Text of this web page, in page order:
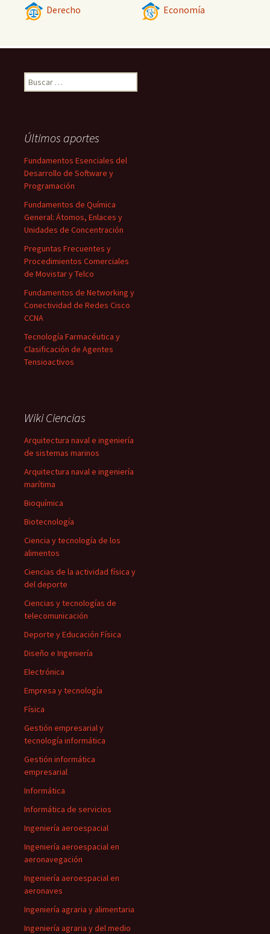
Derecho Economía
Buscar:
Últimos aportes
Fundamentos Esenciales del
Desarrollo de Software y
Programación
Fundamentos de Química
General: Átomos, Enlaces y
Unidades de Concentración
Preguntas Frecuentes y
Procedimientos Comerciales
de Movistar y Telco
Fundamentos de Networking y
Conectividad de Redes Cisco
CCNA
Tecnología Farmacéutica y
Clasificación de Agentes
Tensioactivos
Wiki Ciencias
Arquitectura naval e ingeniería
de sistemas marinos
Arquitectura naval e ingeniería
marítima
Bioquímica
Biotecnología
Ciencia y tecnología de los
alimentos
Ciencias de la actividad física y
del deporte
Ciencias y tecnologías de
telecomunicación
Deporte y Educación Física
Diseño e Ingeniería
Electrónica
Empresa y tecnología
Física
Gestión empresarial y
tecnología informática
Gestión informática
empresarial
Informática
Informática de servicios
Ingeniería aeroespacial
Ingeniería aeroespacial en
aeronavegación
Ingeniería aeroespacial en
aeronaves
Ingeniería agraria y alimentaria
Ingeniería agraria y del medio